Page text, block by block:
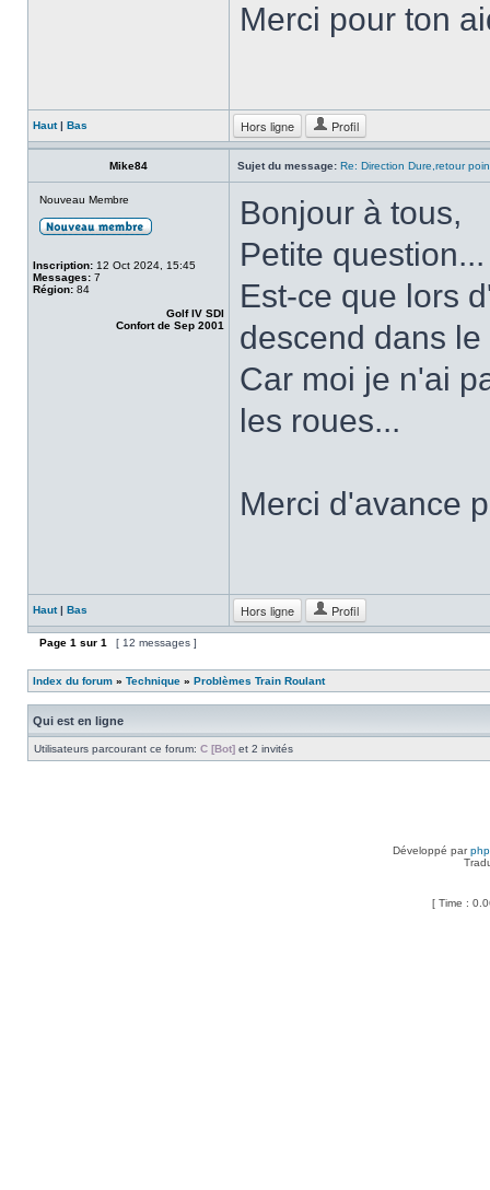
Merci pour ton
Haut| Bas Hors ligne Profil
Mike84 Sujet du message: Re: Direction Dure,retour
Nouveau Membre
Inscription: 12 Oct 2024, 15:45
Messages: 7
Région: 84
Golf IV SDI
Confort de Sep 2001
Bonjour à tous,
Petite question...
Est-ce que lors
descend dans
Car moi je n'ai
les roues...
Merci d'avance
Haut| Bas Hors ligne Profil
Page 1 sur 1 [ 12 messages ]
Index du forum » Technique » Problèmes Train Roulant
Qui est en ligne
Utilisateurs parcourant ce forum: C [Bot] et 2 invités
Développé par
[ Time :